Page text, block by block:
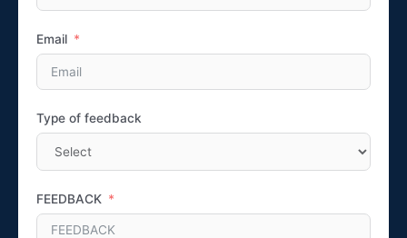
Email
Type of feedback
FEEDBACK